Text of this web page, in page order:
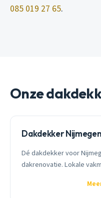
085 019 27 65.
Onze
Dakdekker Nijmegen
Dé dakdekker voor
dakrenovatie. Lokale